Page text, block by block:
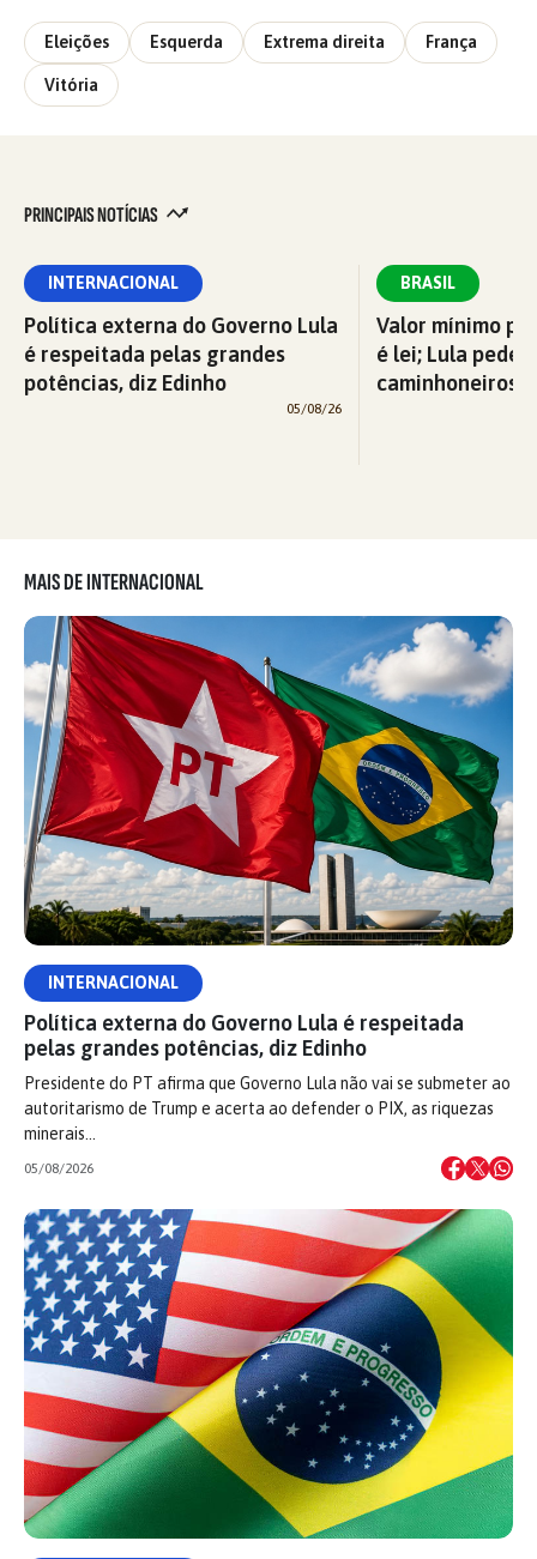
Eleições Esquerda Extrema direita França
Vitória
PRINCIPAIS NOTÍCIAS
INTERNACIONAL
Política externa do Governo Lula
é respeitada pelas grandes
potências, diz Edinho
05/08/26
BRASIL
Valor mínimo
é lei; Lula pede
caminhoneiros
MAIS DE INTERNACIONAL
INTERNACIONAL
Política externa do Governo Lula é respeitada
pelas grandes potências, diz Edinho
Presidente do PT afirma que Governo Lula não vai se submeter ao
autoritarismo de Trump e acerta ao defender o PIX, as riquezas
minerais…
05/08/2026